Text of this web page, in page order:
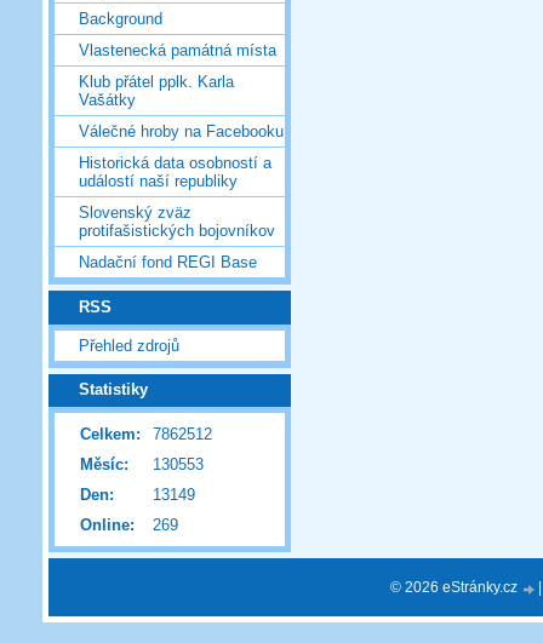
Background
Vlastenecká památná místa
Klub přátel pplk. Karla
Vašátky
Válečné hroby na Facebooku
Historická data osobností a
událostí naší republiky
Slovenský zväz
protifašistických bojovníkov
Nadační fond REGI Base
RSS
Přehled zdrojů
Statistiky
Online: 269
Celkem:
7862512
Měsíc:
130553
Den:
13149
© 2026 eStránky.cz